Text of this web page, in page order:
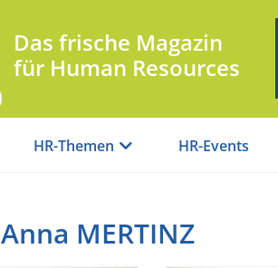
Das frische Magazin
für Human Resources
HR-Themen HR-Events
Anna MERTINZ